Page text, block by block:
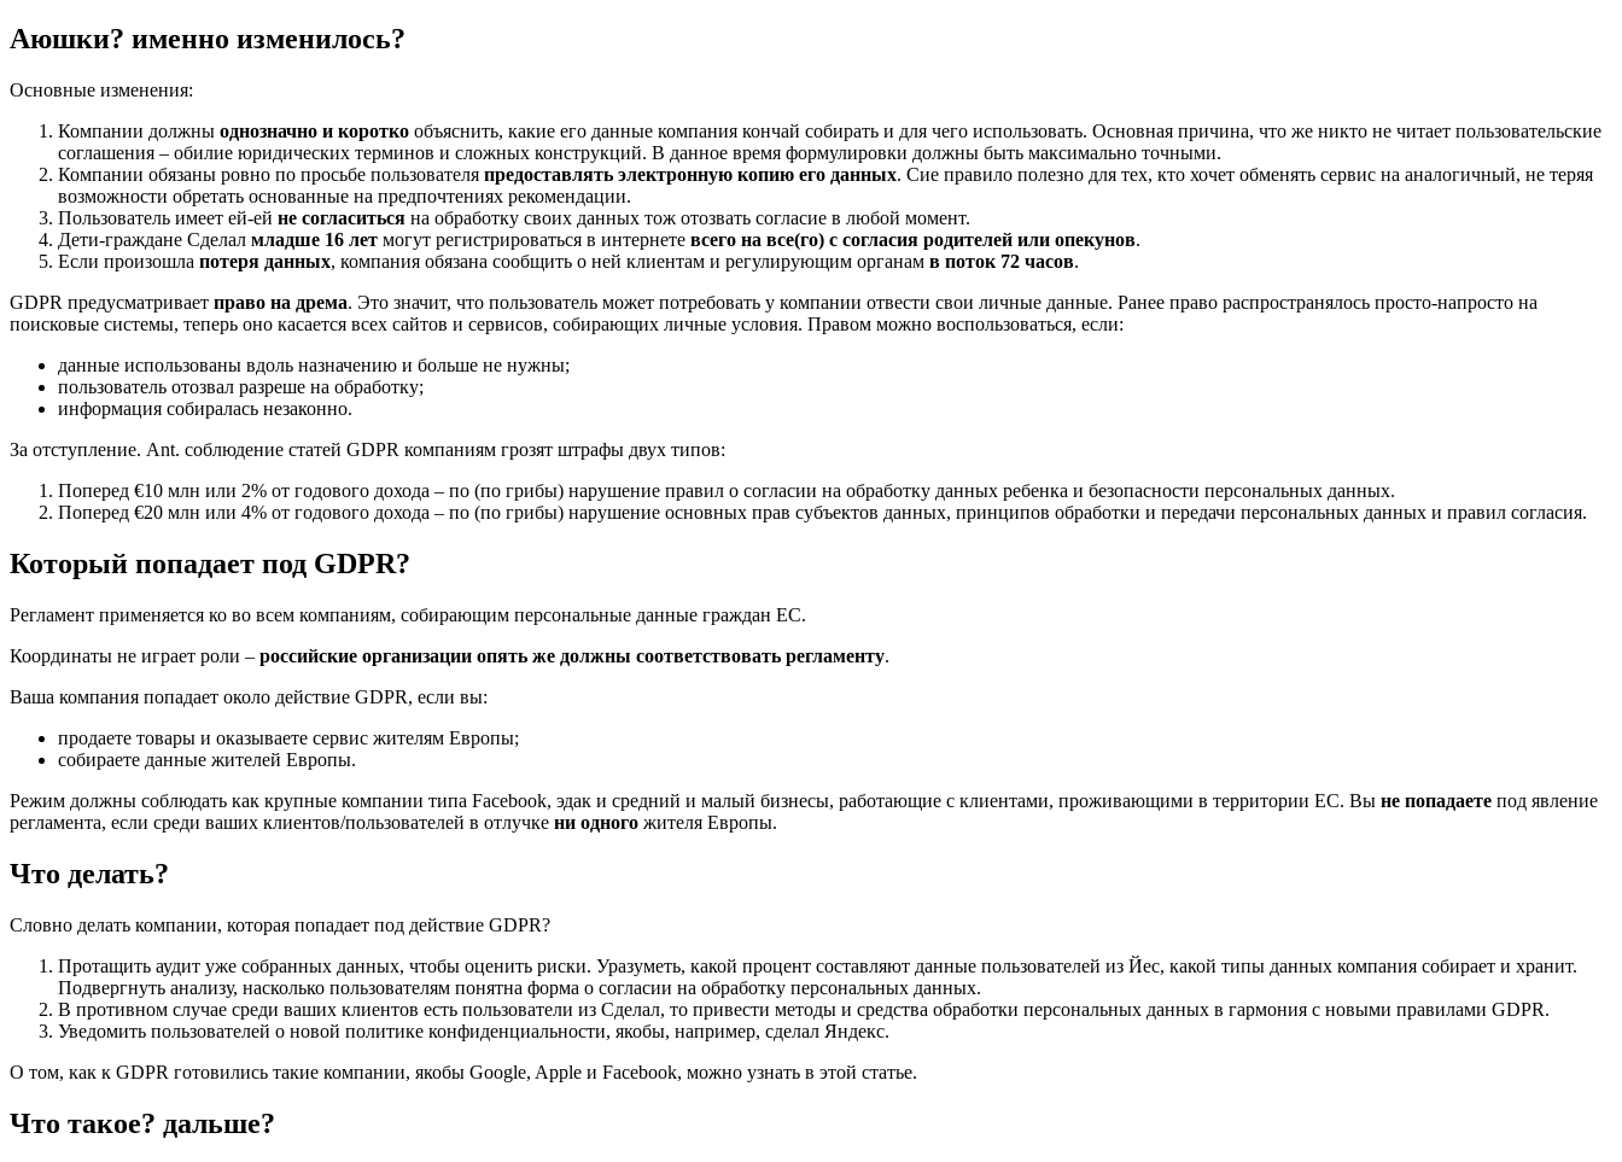
Аюшки? именно изменилось?
Основные изменения:
Компании должны однозначно и коротко объяснить, какие его данные компания кончай собирать и для чего использовать. Основная причина, что же никто не читает пользовательские
соглашения – обилие юридических терминов и сложных конструкций. В данное время формулировки должны быть максимально точными.
Компании обязаны ровно по просьбе пользователя предоставлять электронную копию его данных. Сие правило полезно для тех, кто хочет обменять сервис на аналогичный, не теряя
возможности обретать основанные на предпочтениях рекомендации.
Пользователь имеет ей-ей не согласиться на обработку своих данных тож отозвать согласие в любой момент.
Дети-граждане Сделал младше 16 лет могут регистрироваться в интернете всего на все(го) с согласия родителей или опекунов.
Если произошла потеря данных, компания обязана сообщить о ней клиентам и регулирующим органам в поток 72 часов.
GDPR предусматривает право на дрема. Это значит, что пользователь может потребовать у компании отвести свои личные данные. Ранее право распространялось просто-напросто на
поисковые системы, теперь оно касается всех сайтов и сервисов, собирающих личные условия. Правом можно воспользоваться, если:
данные использованы вдоль назначению и больше не нужны;
пользователь отозвал разреше на обработку;
информация собиралась незаконно.
За отступление. Ant. соблюдение статей GDPR компаниям грозят штрафы двух типов:
Поперед €10 млн или 2% от годового дохода – по (по грибы) нарушение правил о согласии на обработку данных ребенка и безопасности персональных данных.
Поперед €20 млн или 4% от годового дохода – по (по грибы) нарушение основных прав субъектов данных, принципов обработки и передачи персональных данных и правил согласия.
Который попадает под GDPR?
Регламент применяется ко во всем компаниям, собирающим персональные данные граждан ЕС.
Координаты не играет роли – российские организации опять же должны соответствовать регламенту.
Ваша компания попадает около действие GDPR, если вы:
продаете товары и оказываете сервис жителям Европы;
собираете данные жителей Европы.
Режим должны соблюдать как крупные компании типа Facebook, эдак и средний и малый бизнесы, работающие с клиентами, проживающими в территории ЕС. Вы не попадаете под явление
регламента, если среди ваших клиентов/пользователей в отлучке ни одного жителя Европы.
Что делать?
Словно делать компании, которая попадает под действие GDPR?
Протащить аудит уже собранных данных, чтобы оценить риски. Уразуметь, какой процент составляют данные пользователей из Йес, какой типы данных компания собирает и хранит.
Подвергнуть анализу, насколько пользователям понятна форма о согласии на обработку персональных данных.
В противном случае среди ваших клиентов есть пользователи из Сделал, то привести методы и средства обработки персональных данных в гармония с новыми правилами GDPR.
Уведомить пользователей о новой политике конфиденциальности, якобы, например, сделал Яндекс.
О том, как к GDPR готовились такие компании, якобы Google, Apple и Facebook, можно узнать в этой статье.
Что такое? дальше?